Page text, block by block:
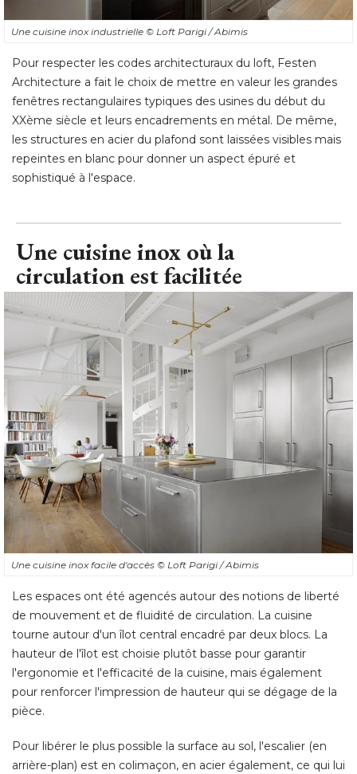
Une cuisine inox industrielle © Loft Parigi / Abimis
Pour respecter les codes architecturaux du loft, Festen
Architecture a fait le choix de mettre en valeur les grandes
fenêtres rectangulaires typiques des usines du début du
XXème siècle et leurs encadrements en métal. De même,
les structures en acier du plafond sont laissées visibles mais
repeintes en blanc pour donner un aspect épuré et
sophistiqué à l'espace.
Une cuisine inox où la
circulation est facilitée
Une cuisine inox facile d'accès © Loft Parigi / Abimis
Les espaces ont été agencés autour des notions de liberté
de mouvement et de fluidité de circulation. La cuisine
tourne autour d'un îlot central encadré par deux blocs. La
hauteur de l'îlot est choisie plutôt basse pour garantir
l'ergonomie et l'efficacité de la cuisine, mais également
pour renforcer l'impression de hauteur qui se dégage de la
pièce.
Pour libérer le plus possible la surface au sol, l'escalier (en
arrière-plan) est en colimaçon, en acier également, ce qui lui